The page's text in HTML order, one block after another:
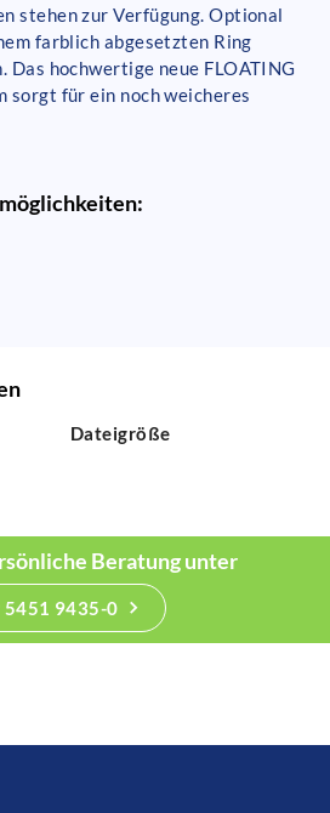
stehen zur Verfügung. Optional
farblich abgesetzten Ring
hochwertige neue FLOATING
sorgt für ein noch weicheres
Dateigröße
Beratung unter
5451 9435-0